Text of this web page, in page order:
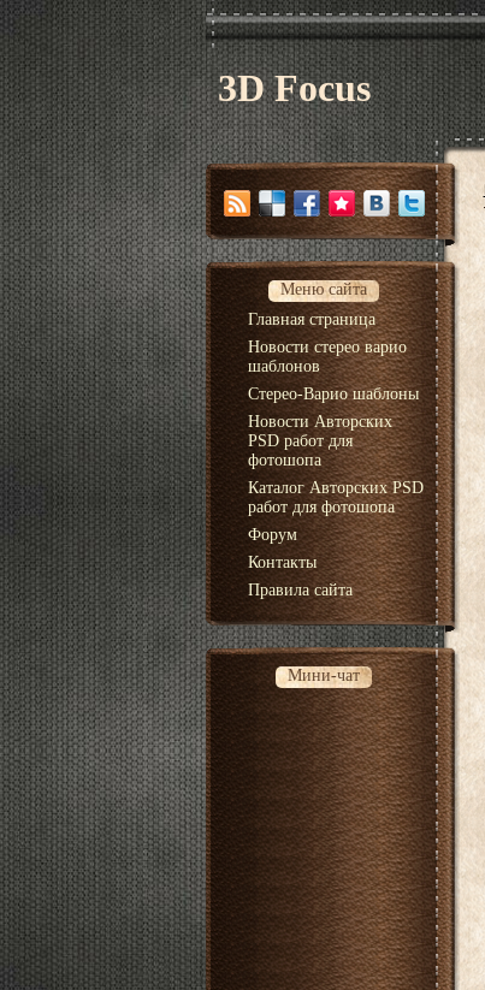
3D Focus
Меню сайта
Главная страница
Новости стерео варио
шаблонов
Стерео-Варио шаблоны
Новости Авторских
PSD работ для
фотошопа
Каталог Авторских PSD
работ для фотошопа
Форум
Контакты
Правила сайта
Мини-чат